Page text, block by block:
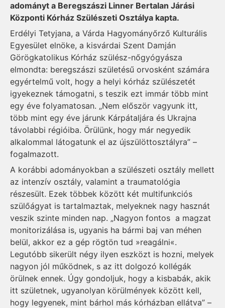
adományt a Beregszászi Linner Bertalan Járási
Központi Kórház Szülészeti Osztálya kapta.
Erdélyi Tetyjana, a Várda Hagyományőrző Kulturális
Egyesület elnöke, a kisvárdai Szent Damján
Görögkatolikus Kórház szülész-nőgyógyásza
elmondta: beregszászi születésű orvosként számára
egyértelmű volt, hogy a helyi kórház szülészetét
igyekeznek támogatni, s teszik ezt immár több mint
egy éve folyamatosan. „Nem először vagyunk itt,
több mint egy éve járunk Kárpátaljára és Ukrajna
távolabbi régióiba. Örülünk, hogy már negyedik
alkalommal látogatunk el az újszülöttosztályra” –
fogalmazott.
A korábbi adományokban a szülészeti osztály mellett
az intenzív osztály, valamint a traumatológia
részesült. Ezek többek között két multifunkciós
szülőágyat is tartalmaztak, melyeknek nagy hasznát
veszik szinte minden nap. „Nagyon fontos a magzat
monitorizálása is, ugyanis ha bármi baj van méhen
belül, akkor ez a gép rögtön tud »reagálni«.
Legutóbb sikerült négy ilyen eszközt is hozni, melyek
nagyon jól működnek, s az itt dolgozó kollégák
örülnek ennek. Úgy gondoljuk, hogy a kisbabák, akik
itt születnek, ugyanolyan körülmények között kell,
hogy legyenek, mint bárhol más kórházban ellátva” –